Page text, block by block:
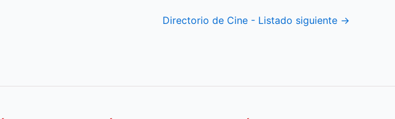
Directorio de Cine - Listado siguiente →